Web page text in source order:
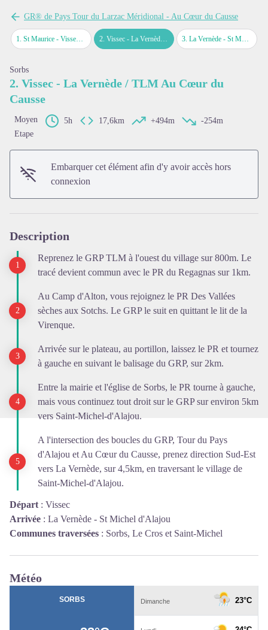
GR® de Pays Tour du Larzac Méridional - Au Cœur du Causse
1. St Maurice - Vissec / TLM Au Cœur du Causse 2. Vissec - La Vernède / TLM Au Cœur du Causse 3.La Vernède - St Maurice Navacelles / TLM Au Cœur du Causse
Sorbs
2. Vissec - La Vernède / TLM Au Cœur du
Causse
Moyen 5h 17,6km +494m
-254m
Etape
Embarquer cet élément afin d'y avoir accès hors
connexion
Description
Reprenez le GRP TLM à l'ouest du village sur 800m. Le
tracé devient commun avec le PR du Regagnas sur 1km.
Au Camp d'Alton, vous rejoignez le PR Des Vallées
sèches aux Sotchs. Le GRP le suit en quittant le lit de la
Virenque.
Arrivée sur le plateau, au portillon, laissez le PR et tournez
à gauche en suivant le balisage du GRP, sur 2km.
Entre la mairie et l'église de Sorbs, le PR tourne à gauche,
mais vous continuez tout droit sur le GRP sur environ 5km
vers Saint-Michel-d'Alajou.
A l'intersection des boucles du GRP, Tour du Pays
d'Alajou et Au Cœur du Causse, prenez direction Sud-Est
vers La Vernède, sur 4,5km, en traversant le village de
Saint-Michel-d'Alajou.
Départ : Vissec
Arrivée : La Vernède - St Michel d'Alajou
Communes traversées : Sorbs, Le Cros et Saint-Michel
Météo